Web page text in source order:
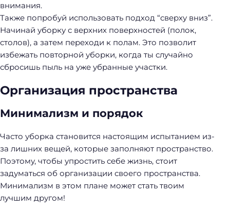
внимания.
Также попробуй использовать подход “сверху вниз”.
Начинай уборку с верхних поверхностей (полок,
столов), а затем переходи к полам. Это позволит
избежать повторной уборки, когда ты случайно
сбросишь пыль на уже убранные участки.
Организация пространства
Минимализм и порядок
Часто уборка становится настоящим испытанием из-
за лишних вещей, которые заполняют пространство.
Поэтому, чтобы упростить себе жизнь, стоит
задуматься об организации своего пространства.
Минимализм в этом плане может стать твоим
лучшим другом!